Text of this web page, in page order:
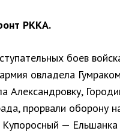
РККА.
боев
овладела
Александровку,
прорвали оборону
Купоросный —